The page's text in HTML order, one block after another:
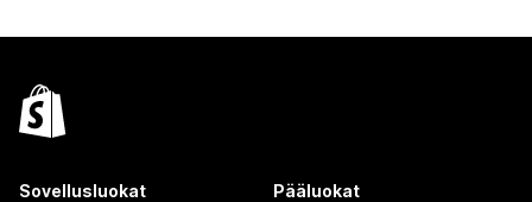
Sovellusluokat Pääluokat